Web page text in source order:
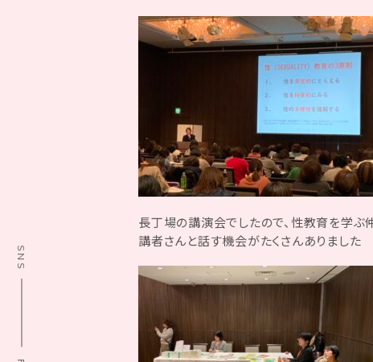
SNS
長丁場の講演会でしたので、性教育を学ぶ
講者さんと話す機会がたくさんありました